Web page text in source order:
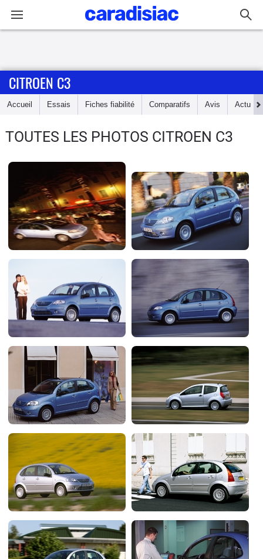
Accueil
Essais
d'achat
Electriques
Utilitaires
Flottes
Auto
Services
Forum
Moto
Marques
CITROEN C3
Accueil Essais Fiches fiabilité Comparatifs Avis Actu
TOUTES LES PHOTOS CITROEN C3